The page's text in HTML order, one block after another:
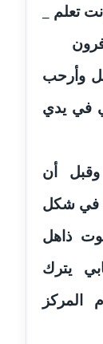
تعلم _
وأرحب
في يدي
أن
في شكل
ذاهل
يترك
المركز